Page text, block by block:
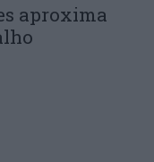
aproxima